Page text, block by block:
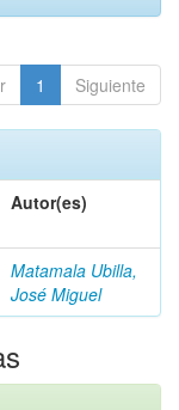
1 Siguiente
Autor(es)
Matamala Ubilla,
José Miguel